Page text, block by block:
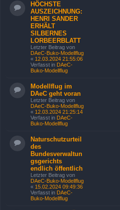
HÖCHSTE
AUSZEICHNUNG:
HENRI SANDER
ERHÄLT
SILBERNES
LORBEERBLATT
Letzter Beitrag von
DAeC-Buko-Modellflug
« 12.03.2024 21:55:06
Verfasst in DAeC-
Buko-Modellflug
Modellflug im
DAeC geht voran
Letzter Beitrag von
DAeC-Buko-Modellflug
« 12.03.2024 21:25:14
Verfasst in DAeC-
Buko-Modellflug
Naturschutzurteil
des
Bundesverwaltun
gsgerichts
endlich öffentlich
Letzter Beitrag von
DAeC-Buko-Modellflug
« 15.02.2024 09:49:36
Verfasst in DAeC-
Buko-Modellflug